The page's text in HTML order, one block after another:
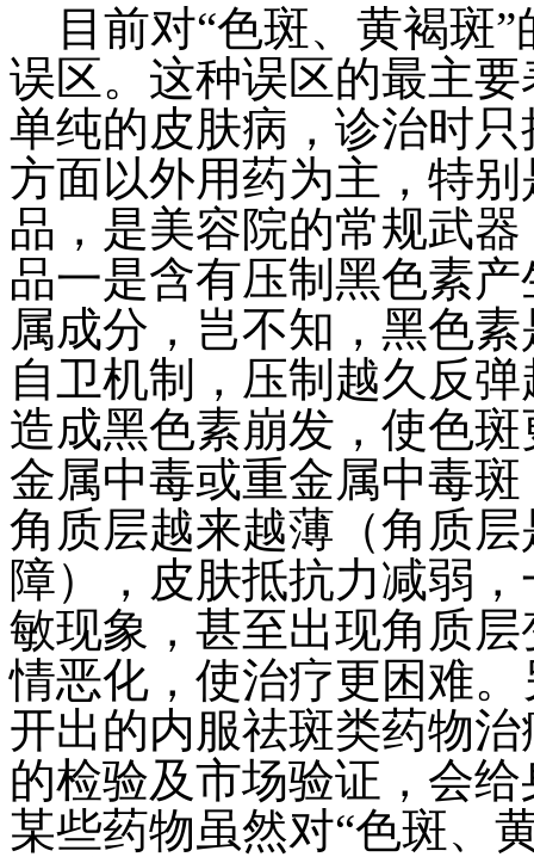
目前对“色斑、黄褐斑”
误区。这种误区的最主
单纯的皮肤病，诊治时
方面以外用药为主，特
品，是美容院的常规武
品一是含有压制黑色素
属成分，岂不知，黑色
自卫机制，压制越久反
造成黑色素崩发，使色
金属中毒或重金属中毒
角质层越来越薄（角质
障），皮肤抵抗力减弱
敏现象，甚至出现角质
情恶化，使治疗更困难
开出的内服祛斑类药物
的检验及市场验证，会
某些药物虽然对“色斑、